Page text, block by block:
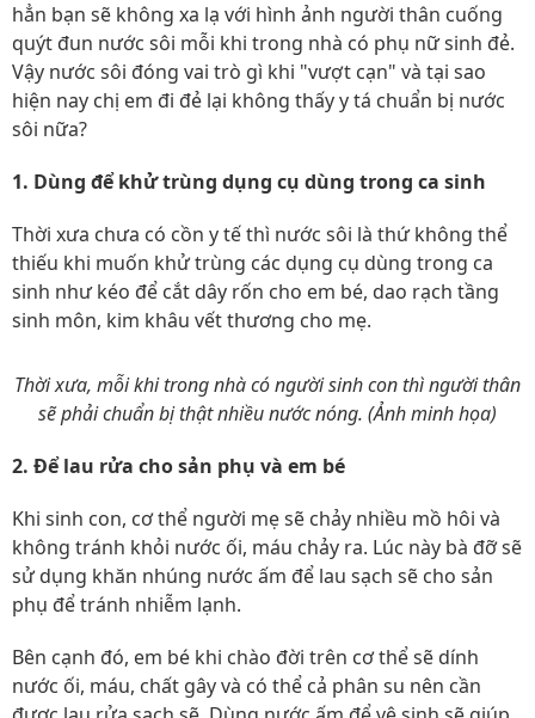
hẳn bạn sẽ không xa lạ với hình ảnh người thân cuống
quýt đun nước sôi mỗi khi trong nhà có phụ nữ sinh đẻ.
Vậy nước sôi đóng vai trò gì khi "vượt cạn" và tại sao
hiện nay chị em đi đẻ lại không thấy y tá chuẩn bị nước
sôi nữa?
1. Dùng để khử trùng dụng cụ dùng trong ca sinh
Thời xưa chưa có cồn y tế thì nước sôi là thứ không thể
thiếu khi muốn khử trùng các dụng cụ dùng trong ca
sinh như kéo để cắt dây rốn cho em bé, dao rạch tầng
sinh môn, kim khâu vết thương cho mẹ.
Thời xưa, mỗi khi trong nhà có người sinh con thì người thân
sẽ phải chuẩn bị thật nhiều nước nóng. (Ảnh minh họa)
2. Để lau rửa cho sản phụ và em bé
Khi sinh con, cơ thể người mẹ sẽ chảy nhiều mồ hôi và
không tránh khỏi nước ối, máu chảy ra. Lúc này bà đỡ sẽ
sử dụng khăn nhúng nước ấm để lau sạch sẽ cho sản
phụ để tránh nhiễm lạnh.
Bên cạnh đó, em bé khi chào đời trên cơ thể sẽ dính
nước ối, máu, chất gây và có thể cả phân su nên cần